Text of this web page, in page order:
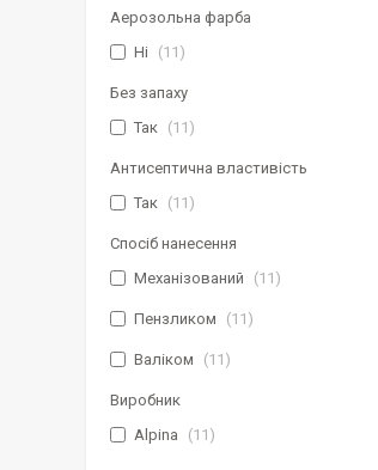
Аерозольна фарба
Ні
11
Без запаху
Так
11
Антисептична властивість
Так
11
Спосіб нанесення
Механізований
11
Пензликом 11
Валіком 11
Виробник
Alpina
11